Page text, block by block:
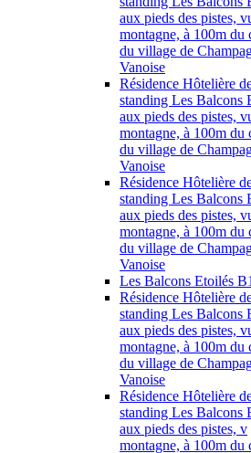
aux pieds des pistes,
montagne, à 100m du
du village de
Vanoise
Résidence Hôtelière
standing Les Balcons
aux pieds des pistes,
montagne, à 100m du
du village de
Vanoise
Résidence Hôtelière
standing Les Balcons
aux pieds des pistes,
montagne, à 100m du
du village de
Vanoise
Les Balcons Etoilés
Résidence Hôtelière
standing Les Balcons
aux pieds des pistes,
montagne, à 100m du
du village de
Vanoise
Résidence Hôtelière
standing Les Balcons
aux pieds des pistes, v
montagne, à 100m du